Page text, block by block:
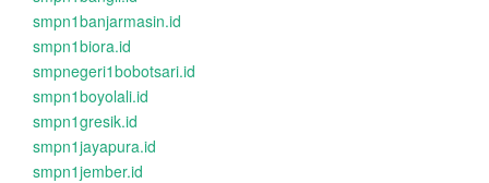
smpn1banjarmasin.id
smpn1biora.id
smpnegeri1bobotsari.id
smpn1boyolali.id
smpn1gresik.id
smpn1jayapura.id
smpn1jember.id